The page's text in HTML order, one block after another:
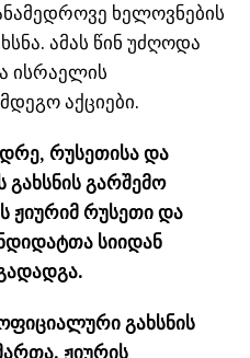
ხელოვნების
ამას წინ უძღოდა
ისრაელის
აქციები.
რუსეთისა და
გარშემო
ჟიურიმ რუსეთი და
სიიდან
გახსნის
ჟიურის